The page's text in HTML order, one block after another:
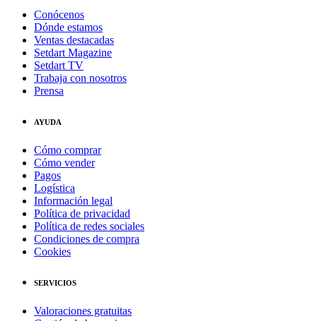
Conócenos
Dónde estamos
Ventas destacadas
Setdart Magazine
Setdart TV
Trabaja con nosotros
Prensa
AYUDA
Cómo comprar
Cómo vender
Pagos
Logística
Información legal
Política de privacidad
Política de redes sociales
Condiciones de compra
Cookies
SERVICIOS
Valoraciones gratuitas